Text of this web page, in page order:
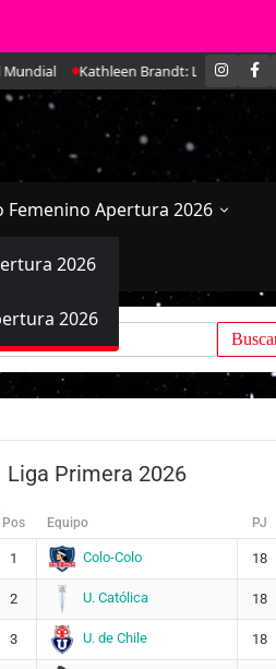
Brandt: La joven defensa que se
Femenino Apertura 2026
2026
2026
Liga Primera 2026
Pos Equipo PJ
1 Colo-Colo 18
2 U. Católica 18
3 U. de Chile 18